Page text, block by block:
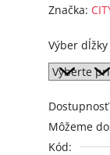
produktu
0,0
z
hviezdičiek.
Značka:
Výber
Dostupnosť
Môžeme
Kód: